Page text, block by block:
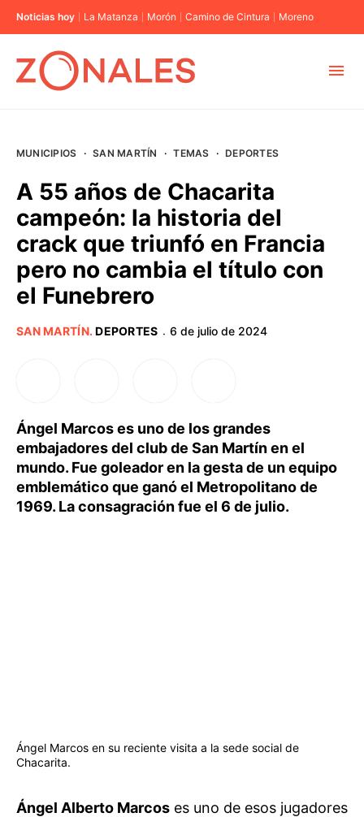
Noticias hoy La Matanza Morón Camino de Cintura Moreno
BUENOS AIRES
PROVINCIAS
MUNICIPIOS · SAN MARTÍN · TEMAS · DEPORTES
A 55 años de Chacarita
campeón: la historia del
crack que triunfó en Francia
pero no cambia el título con
el Funebrero
SAN MARTÍN.DEPORTES · 6 de julio de 2024
Ángel Marcos es uno de los grandes
embajadores del club de San Martín en el
mundo. Fue goleador en la gesta de un equipo
emblemático que ganó el Metropolitano de
1969. La consagración fue el 6 de julio.
Ángel Marcos en su reciente visita a la sede social de
Chacarita.
Ángel Alberto Marcos es uno de esos jugadores